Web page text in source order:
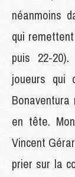
néanmoins
qui
puis 22-
joueurs qui
en tête.
Vincent
prier sur la